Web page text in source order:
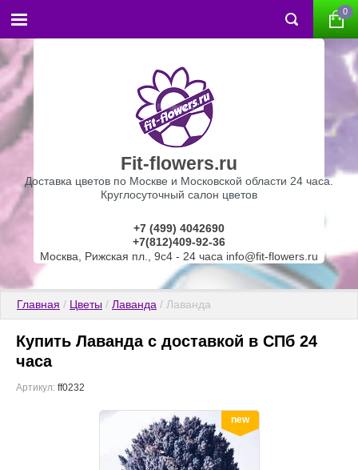
0
Fit-flowers.ru
Доставка цветов по Москве и Московской области 24 часа.
Круглосуточный салон цветов
+7 (499) 4042690
+7(812)409-92-36
Москва, Рижская пл., 9с4 - 24 часа info@fit-flowers.ru
Главная / Цветы / Лаванда / Лаванда
Купить Лаванда с доставкой в СПб 24
часа
Артикул: ff0232
new